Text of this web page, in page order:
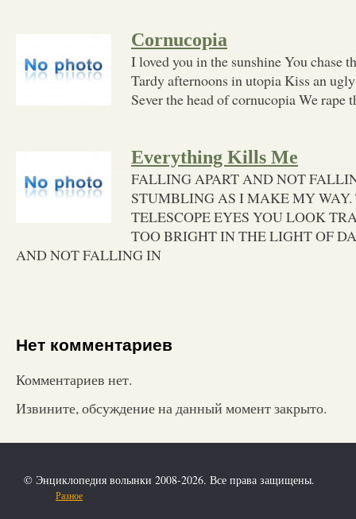
Cornucopia
I loved you in the sunshine You chase
Tardy afternoons in utopia Kiss an
Sever the head of cornucopia We rape
Everything Kills Me
FALLING APART AND NOT
STUMBLING AS I MAKE MY WAY.
TELESCOPE EYES YOU LOOK
TOO BRIGHT IN THE LIGHT OF
AND NOT FALLING IN
Нет комментариев
Комментариев нет.
Извините, обсуждение на данный момент закрыто.
© Энциклопедия волынки 2008-2026. Все права защищены.
Разное